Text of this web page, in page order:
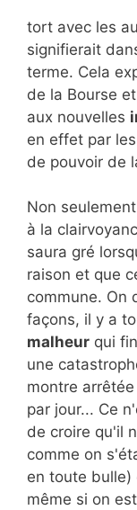
tort avec les
signifierait
terme. Cela
de la Bourse
aux nouvelles
en effet par
de pouvoir de
Non
à la
saura gré
raison et que
commune. On
façons, il y a
malheur qui
une
montre
par jour... Ce
de croire qu'il
comme on
en toute bulle)
même si on